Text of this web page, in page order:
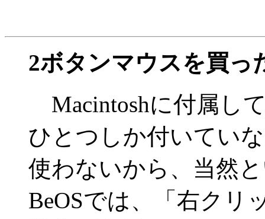
2ボタンマウスを買
Macintoshに付属し
ひとつしか付いてい
使わないから、当然
BeOSでは、「右クリ